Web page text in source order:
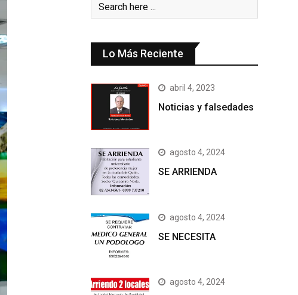
Lo Más Reciente
abril 4, 2023
Noticias y falsedades
agosto 4, 2024
SE ARRIENDA
agosto 4, 2024
SE NECESITA
agosto 4, 2024